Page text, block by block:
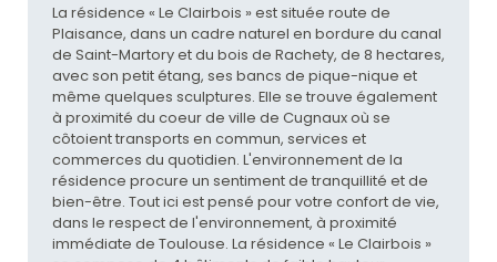
La résidence « Le Clairbois » est située route de
Plaisance, dans un cadre naturel en bordure du canal
de Saint-Martory et du bois de Rachety, de 8 hectares,
avec son petit étang, ses bancs de pique-nique et
même quelques sculptures. Elle se trouve également
à proximité du coeur de ville de Cugnaux où se
côtoient transports en commun, services et
commerces du quotidien. L'environnement de la
résidence procure un sentiment de tranquillité et de
bien-être. Tout ici est pensé pour votre confort de vie,
dans le respect de l'environnement, à proximité
immédiate de Toulouse. La résidence « Le Clairbois »